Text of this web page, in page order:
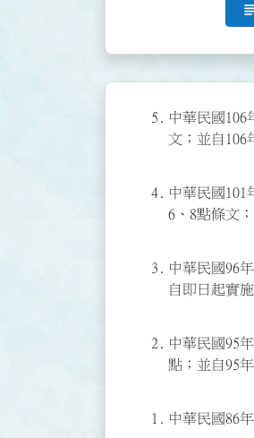
5.
中華民國106
文；並自106
4.
中華民國101
6、8點條文
3.
中華民國96
自即日起實施
2.
中華民國95
點；並自95
1. 中華民國86